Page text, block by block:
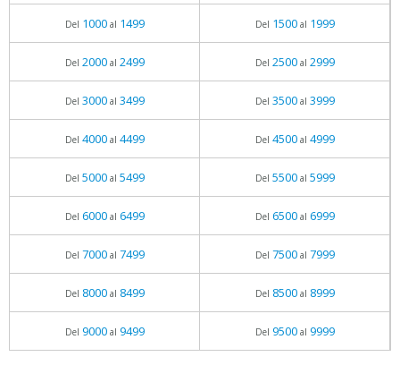
Del 1000al 1499 Del 1500al 1999
Del 2000al 2499 Del 2500al 2999
Del 3000al 3499 Del 3500al 3999
Del 4000al 4499 Del 4500al 4999
Del 5000al 5499 Del 5500al 5999
Del 6000al 6499 Del 6500al 6999
Del 7000al 7499 Del 7500al 7999
Del 8000al 8499 Del 8500al 8999
Del 9000al 9499 Del 9500al 9999